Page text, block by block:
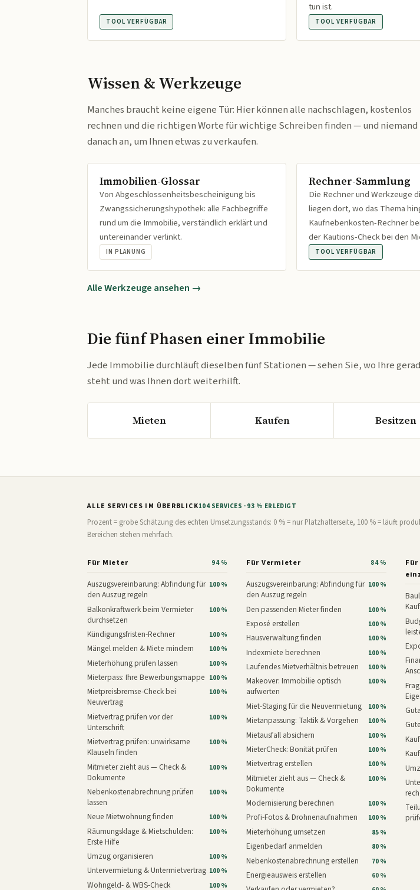
TOOL VERFÜGBAR
tun ist.
TOOL VERFÜGBAR
Wissen & Werkzeuge
Manches braucht keine eigene Tür: Hier können alle nachschlagen, kostenlos
rechnen und die richtigen Worte für wichtige Schreiben finden — und
danach an, um Ihnen etwas zu verkaufen.
Immobilien-Glossar
Von Abgeschlossenheitsbescheinigung bis
Zwangssicherungshypothek: alle Fachbegriffe
rund um die Immobilie, verständlich erklärt und
untereinander verlinkt.
IN PLANUNG
Rechner-Sammlung
Die Rechner und Werkzeuge
liegen dort, wo das Thema
Kaufnebenkosten-Rechner
der Kautions-Check bei den
TOOL VERFÜGBAR
Alle Werkzeuge ansehen →
Die fünf Phasen einer Immobilie
Jede Immobilie durchläuft dieselben fünf Stationen — sehen Sie, wo Ihre
steht und was Ihnen dort weiterhilft.
Mieten Kaufen Besitzen
ALLE SERVICES IM ÜBERBLICK104 SERVICES · 93 % ERLEDIGT
Prozent = grobe Schätzung des echten Umsetzungsstands: 0 % = nur Platzhalterseite, 100 % = läuft
Bereichen stehen mehrfach.
Für Mieter 94 %
Auszugsvereinbarung: Abfindung für
den Auszug regeln
100 %
Balkonkraftwerk beim Vermieter
durchsetzen
100 %
Kündigungsfristen-Rechner 100 %
Mängel melden & Miete mindern 100 %
Mieterhöhung prüfen lassen 100 %
Mieterpass: Ihre Bewerbungsmappe 100 %
Mietpreisbremse-Check bei
Neuvertrag
100 %
Mietvertrag prüfen vor der
Unterschrift
100 %
Mietvertrag prüfen: unwirksame
Klauseln finden
100 %
Mitmieter zieht aus — Check &
Dokumente
100 %
Nebenkostenabrechnung prüfen
lassen
100 %
Neue Mietwohnung finden 100 %
Räumungsklage & Mietschulden:
Erste Hilfe
100 %
Umzug organisieren 100 %
Untervermietung & Untermietvertrag 100 %
Wohngeld- & WBS-Check 100 %
Für Vermieter 84 %
Auszugsvereinbarung: Abfindung für
den Auszug regeln
100 %
Den passenden Mieter finden 100 %
Exposé erstellen 100 %
Hausverwaltung finden 100 %
Indexmiete berechnen 100 %
Laufendes Mietverhältnis betreuen 100 %
Makeover: Immobilie optisch
aufwerten
100 %
Miet-Staging für die Neuvermietung 100 %
Mietanpassung: Taktik & Vorgehen 100 %
Mietausfall absichern 100 %
MieterCheck: Bonität prüfen 100 %
Mietvertrag erstellen 100 %
Mitmieter zieht aus — Check &
Dokumente
100 %
Modernisierung berechnen 100 %
Profi-Fotos & Drohnenaufnahmen 100 %
Mieterhöhung umsetzen 85 %
Eigenbedarf anmelden 80 %
Nebenkostenabrechnung erstellen 70 %
Energieausweis erstellen 60 %
Kauf